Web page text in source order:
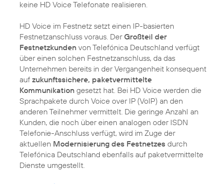
keine HD Voice Telefonate realisieren.
HD Voice im Festnetz setzt einen IP-basierten
Festnetzanschluss voraus. DerGroßteil der
Festnetzkunden von Telefónica Deutschland verfügt
über einen solchen Festnetzanschluss, da das
Unternehmen bereits in der Vergangenheit konsequent
auf zukunftssichere, paketvermittelte
Kommunikation gesetzt hat. Bei HD Voice werden die
Sprachpakete durch Voice over IP (VoIP) an den
anderen Teilnehmer vermittelt. Die geringe Anzahl an
Kunden, die noch über einen analogen oder ISDN
Telefonie-Anschluss verfügt, wird im Zuge der
aktuellen Modernisierung des Festnetzes durch
Telefónica Deutschland ebenfalls auf paketvermittelte
Dienste umgestellt.